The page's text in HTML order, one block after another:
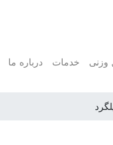
وزنی خدمات درباره ما